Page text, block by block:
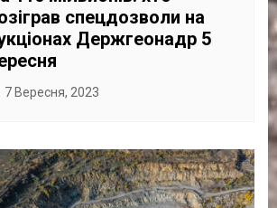
спецдозволи на
Держгеонадр 5
7 Вересня, 2023